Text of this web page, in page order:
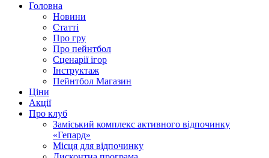
Головна
Новини
Статті
Про гру
Про пейнтбол
Сценарії ігор
Інструктаж
Пейнтбол Магазин
Ціни
Акції
Про клуб
Заміський комплекс активного відпочинку
«Гепард»
Місця для відпочинку